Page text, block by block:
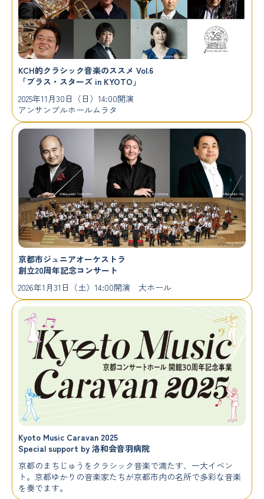
KCH的クラシック音楽のススメ Vol.6
「ブラス・スターズ in KYOTO」
2025年11月30日（日）14:00開演
アンサンブルホールムラタ
京都市ジュニアオーケストラ
創立20周年記念コンサート
2026年1月31日（土）14:00開演 大ホール
Kyoto Music Caravan 2025
Special support by 洛和会音羽病院
京都のまちじゅうをクラシック音楽で満たす、一大イベン
ト。京都ゆかりの音楽家たちが京都市内の名所で多彩な音楽
を奏でます。